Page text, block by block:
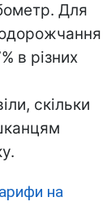
Для
в різних
скільки
на